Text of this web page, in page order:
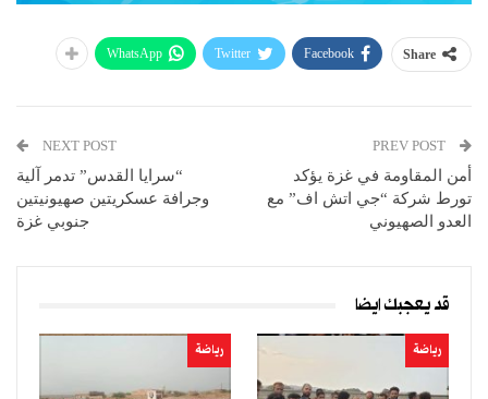
Share
Facebook
Twitter
WhatsApp
أمن المقاومة في غزة يؤكد
تورط شركة “جي اتش اف” مع
العدو الصهيوني
NEXT POST
“سرايا القدس” تدمر آلية
وجرافة عسكريتين صهيونيتين
جنوبي غزة
قد يعجبك ايضا
رياضة رياضة